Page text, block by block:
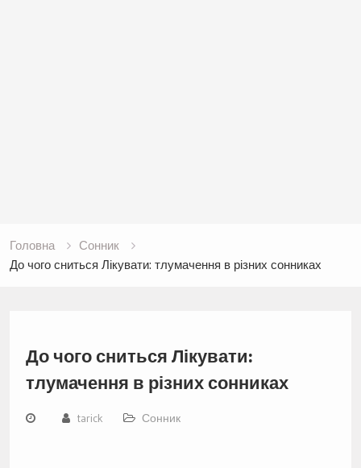
Головна
Сонник
До чого сниться Лікувати: тлумачення в різних сонниках
До чого сниться Лікувати:
тлумачення в різних сонниках
tarick Сонник